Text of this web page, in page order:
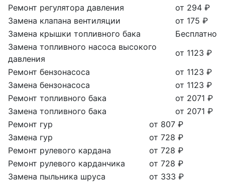
Ремонт регулятора давления
от 294 ₽
Замена клапана вентиляции
от 175 ₽
Замена крышки топливного бака
Бесплатно
Замена топливного насоса высокого
давления
от 1123 ₽
Ремонт бензонасоса
от 1123 ₽
Замена бензонасоса
от 1123 ₽
Ремонт топливного бака
от 2071 ₽
Замена топливного бака
от 2071 ₽
Ремонт гур
от 807 ₽
Замена гур
от 728 ₽
Ремонт рулевого кардана
от 728 ₽
Ремонт рулевого карданчика
от 728 ₽
Замена пыльника шруса
от 333 ₽